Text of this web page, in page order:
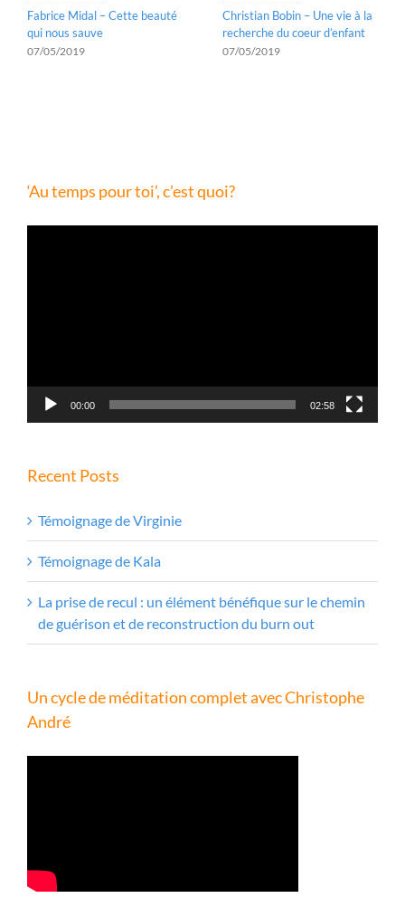
Fabrice Midal – Cette beauté
qui nous sauve
07/05/2019
Christian Bobin – Une vie à la
recherche du coeur d’enfant
07/05/2019
‘Au temps pour toi’, c’est quoi?
00:00 02:58
Recent Posts
Témoignage de Virginie
Témoignage de Kala
La prise de recul : un élément bénéfique sur le chemin
de guérison et de reconstruction du burn out
Un cycle de méditation complet avec Christophe
André